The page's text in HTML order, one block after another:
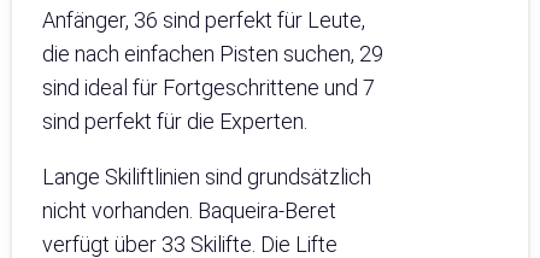
Anfänger, 36 sind perfekt für Leute,
die nach einfachen Pisten suchen, 29
sind ideal für Fortgeschrittene und 7
sind perfekt für die Experten.
Lange Skiliftlinien sind grundsätzlich
nicht vorhanden. Baqueira-Beret
verfügt über 33 Skilifte. Die Lifte